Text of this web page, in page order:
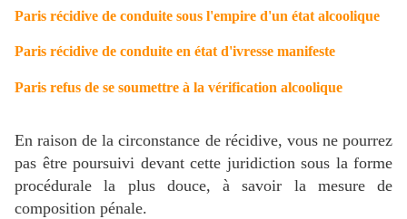
Paris récidive de conduite sous l'empire d'un état alcoolique
Paris récidive de conduite en état d'ivresse manifeste
Paris refus de se soumettre à la vérification alcoolique
En raison de la circonstance de récidive, vous ne pourrez
pas être poursuivi devant cette juridiction sous la forme
procédurale la plus douce, à savoir la mesure de
composition pénale.